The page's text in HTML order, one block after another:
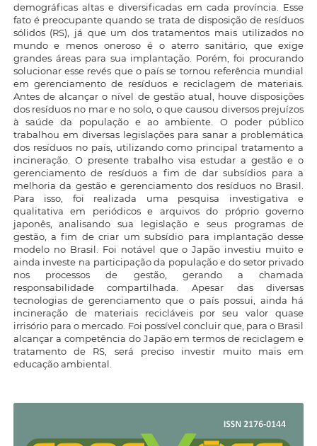
demográficas altas e diversificadas em cada província. Esse
fato é preocupante quando se trata de disposição de resíduos
sólidos (RS), já que um dos tratamentos mais utilizados no
mundo e menos oneroso é o aterro sanitário, que exige
grandes áreas para sua implantação. Porém, foi procurando
solucionar esse revés que o país se tornou referência mundial
em gerenciamento de resíduos e reciclagem de materiais.
Antes de alcançar o nível de gestão atual, houve disposições
dos resíduos no mar e no solo, o que causou diversos prejuízos
à saúde da população e ao ambiente. O poder público
trabalhou em diversas legislações para sanar a problemática
dos resíduos no país, utilizando como principal tratamento a
incineração. O presente trabalho visa estudar a gestão e o
gerenciamento de resíduos a fim de dar subsídios para a
melhoria da gestão e gerenciamento dos resíduos no Brasil.
Para isso, foi realizada uma pesquisa investigativa e
qualitativa em periódicos e arquivos do próprio governo
japonês, analisando sua legislação e seus programas de
gestão, a fim de criar um subsídio para implantação desse
modelo no Brasil. Foi notável que o Japão investiu muito e
ainda investe na participação da população e do setor privado
nos processos de gestão, gerando a chamada
responsabilidade compartilhada. Apesar das diversas
tecnologias de gerenciamento que o país possui, ainda há
incineração de materiais recicláveis por seu valor quase
irrisório para o mercado. Foi possível concluir que, para o Brasil
alcançar a competência do Japão em termos de reciclagem e
tratamento de RS, será preciso investir muito mais em
educação ambiental.